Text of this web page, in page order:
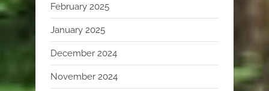
February 2025
January 2025
December 2024
November 2024